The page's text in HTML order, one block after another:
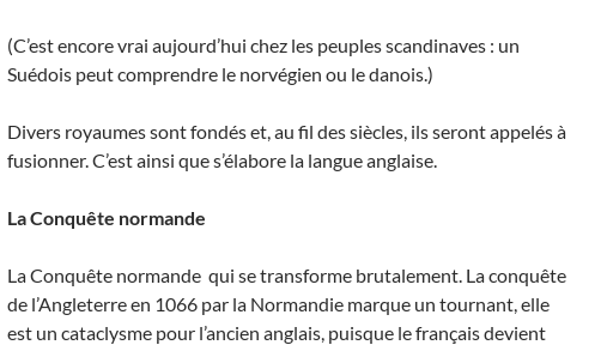
(C’est encore vrai aujourd’hui chez les peuples scandinaves : un
Suédois peut comprendre le norvégien ou le danois.)
Divers royaumes sont fondés et, au fil des siècles, ils seront appelés à
fusionner. C’est ainsi que s’élabore la langue anglaise.
La Conquête normande
La Conquête normande qui se transforme brutalement. La conquête
de l’Angleterre en 1066 par la Normandie marque un tournant, elle
est un cataclysme pour l’ancien anglais, puisque le français devient